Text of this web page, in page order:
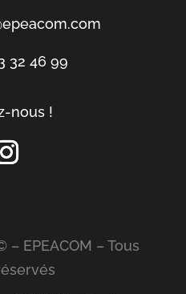
32 46 99
nous !
– EPEACOM – Tous